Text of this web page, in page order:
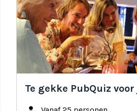
Te gekke PubQuiz